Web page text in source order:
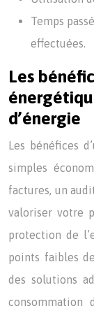
Temps
effectuées.
Les
d’énergie
Les bénéfices
simples
factures, un
valoriser votre
protection de
points faibles
des solutions
consommation